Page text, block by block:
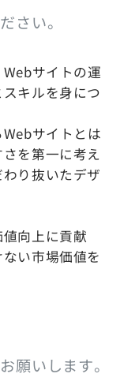
さい。
サイトの運
キルを身につ
サイトとは
を第一に考え
り抜いたデザ
向上に貢献
い市場価値を
願いします。